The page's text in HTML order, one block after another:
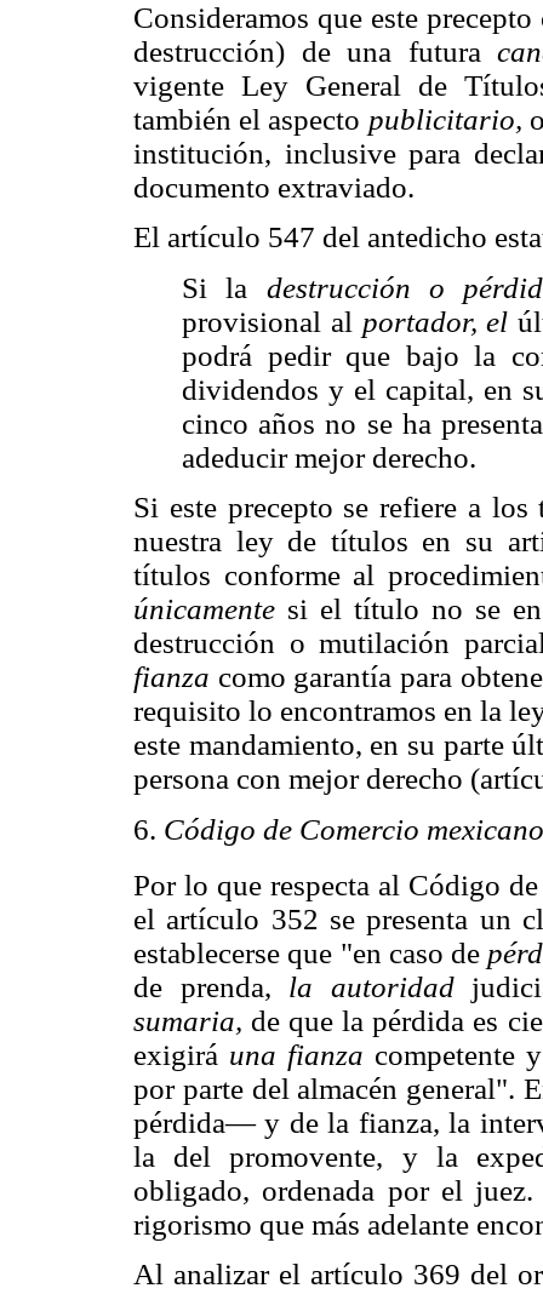
Consideramos que este
destrucción) de una futura
vigente Ley General de
también el aspecto publicitario,
institución, inclusive para
documento extraviado.
El artículo 547 del antedicho
Si la destrucción o
provisional al portador, el
podrá pedir que bajo la
dividendos y el capital, en
cinco años no se ha
adeducir mejor derecho.
Si este precepto se refiere a
nuestra ley de títulos en su
títulos conforme al
únicamente si el título no se
destrucción o mutilación
fianza como garantía para
requisito lo encontramos en la
este mandamiento, en su parte
persona con mejor derecho
6. Código de Comercio
Por lo que respecta al Código
el artículo 352 se presenta un
establecerse que "en caso de
de prenda, la autoridad
sumaria, de que la pérdida es
exigirá una fianza competente
por parte del almacén general".
pérdida— y de la fianza, la
la del promovente, y la
obligado, ordenada por el
rigorismo que más adelante
Al analizar el artículo 369 del